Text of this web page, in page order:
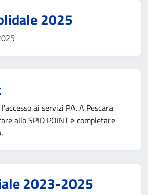
2025
ai servizi PA. A Pescara
allo SPID POINT e completare
2023-2025